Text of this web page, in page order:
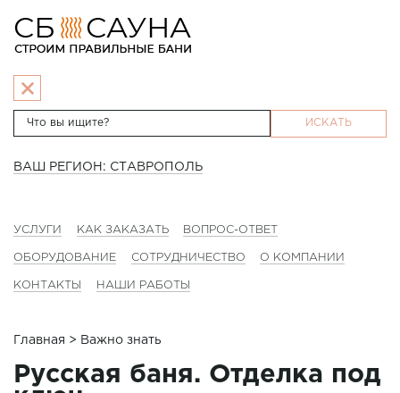
ИСКАТЬ
ВАШ РЕГИОН: СТАВРОПОЛЬ
УСЛУГИ КАК ЗАКАЗАТЬ ВОПРОС-ОТВЕТ
ОБОРУДОВАНИЕ СОТРУДНИЧЕСТВО О КОМПАНИИ
КОНТАКТЫ НАШИ РАБОТЫ
Главная > Важно знать
Русская баня. Отделка под